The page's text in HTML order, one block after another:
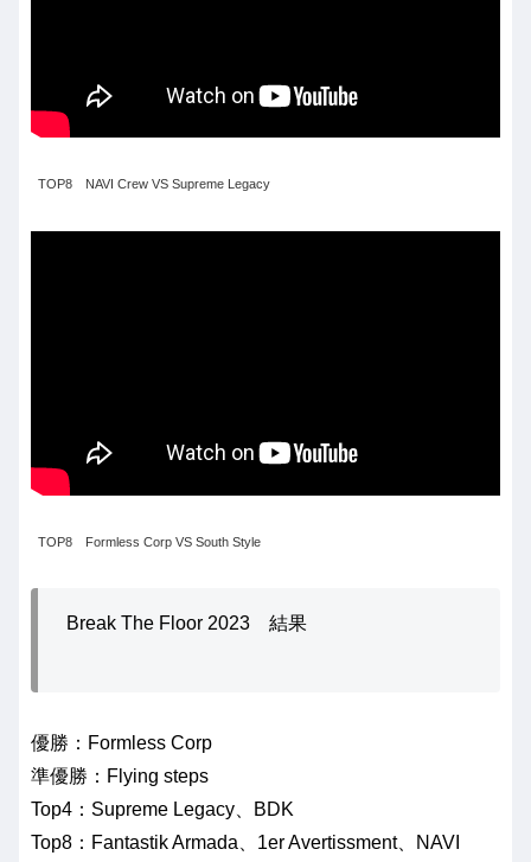
TOP8 NAVI Crew VS Supreme Legacy
TOP8 Formless Corp VS South Style
Break The Floor 2023 結果
優勝：Formless Corp
準優勝：Flying steps
Top4：Supreme Legacy、BDK
Top8：Fantastik Armada、1er Avertissment、NAVI